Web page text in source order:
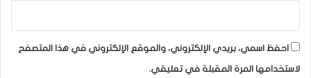
المذكور سيضغط على السعر لتكبّد مزيد من الخسائر وإجراء
تصحيح هابط جديد، في حين إن اختراق 156.60 سيوقف
الانخفاض المتوقع ويقود السعر لاستئناف المسار الرئيسي
احفظ اسمي، بريدي الإلكتروني، والموقع الإلكتروني في هذا المتصفح
لاستخدامها المرة المقبلة في تعليقي.